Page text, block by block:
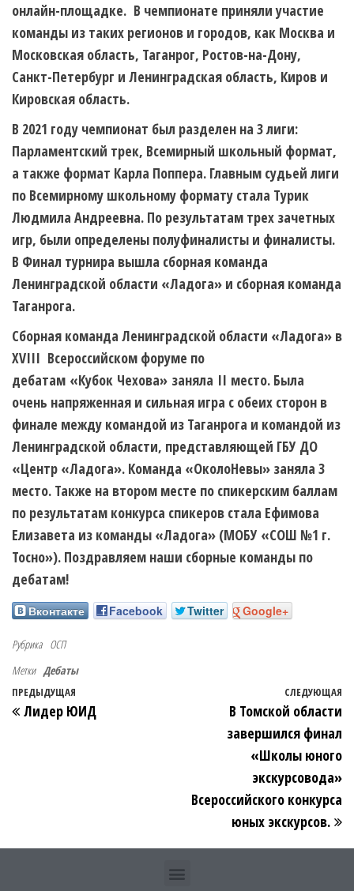
онлайн-площадке. В чемпионате приняли участие
команды из таких регионов и городов, как Москва и
Московская область, Таганрог, Ростов-на-Дону,
Санкт-Петербург и Ленинградская область, Киров и
Кировская область.
В 2021 году чемпионат был разделен на 3 лиги:
Парламентский трек, Всемирный школьный формат,
а также формат Карла Поппера. Главным судьей лиги
по Всемирному школьному формату стала Турик
Людмила Андреевна. По результатам трех зачетных
игр, были определены полуфиналисты и финалисты.
В Финал турнира вышла сборная команда
Ленинградской области «Ладога» и сборная команда
Таганрога.
Сборная команда Ленинградской области «Ладога» в
XVIII Всероссийском форуме по
дебатам «Кубок Чехова» заняла II место. Была
очень напряженная и сильная игра с обеих сторон в
финале между командой из Таганрога и командой из
Ленинградской области, представляющей ГБУ ДО
«Центр «Ладога». Команда «ОколоНевы» заняла 3
место. Также на втором месте по спикерским баллам
по результатам конкурса спикеров стала Ефимова
Елизавета из команды «Ладога» (МОБУ «СОШ №1 г.
Тосно»). Поздравляем наши сборные команды по
дебатам!
Вконтакте Facebook Twitter Google+
Рубрика ОСП
Метки Дебаты
ПРЕДЫДУЩАЯ
Лидер ЮИД
СЛЕДУЮЩАЯ
В Томской области
завершился финал
«Школы юного
экскурсовода»
Всероссийского конкурса
юных экскурсов.